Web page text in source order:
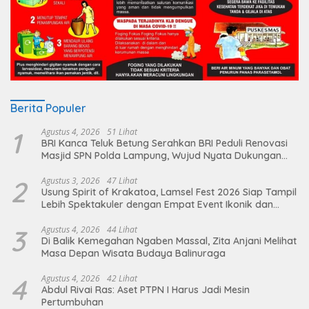
Berita Populer
1 Agustus 4, 2026 51 Lihat
BRI Kanca Teluk Betung Serahkan BRI Peduli Renovasi
Masjid SPN Polda Lampung, Wujud Nyata Dukungan
2 Agustus 3, 2026 47 Lihat
Usung Spirit of Krakatoa, Lamsel Fest 2026 Siap Tampil
Lebih Spektakuler dengan Empat Event Ikonik dan
3 Agustus 4, 2026 44 Lihat
Di Balik Kemegahan Ngaben Massal, Zita Anjani Melihat
Masa Depan Wisata Budaya Balinuraga
4 Agustus 4, 2026 42 Lihat
Abdul Rivai Ras: Aset PTPN I Harus Jadi Mesin
Pertumbuhan